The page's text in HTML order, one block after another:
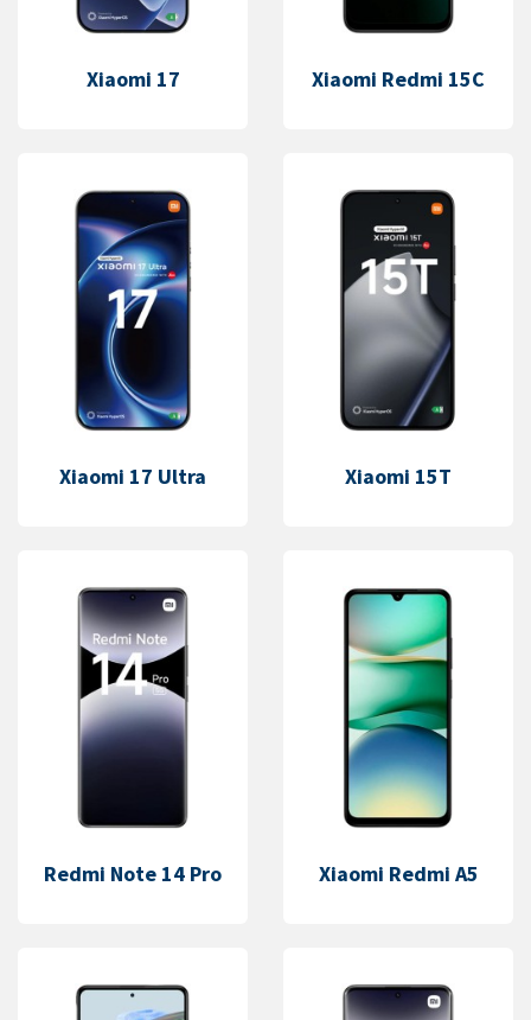
Xiaomi 17 Xiaomi Redmi 15C
Xiaomi 17 Ultra Xiaomi 15T
Redmi Note 14 Pro Xiaomi Redmi A5